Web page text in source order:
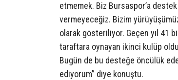
etmemek. Biz Bursaspor’a
vermeyeceğiz. Bizim
olarak gösteriliyor. Geçen yıl 41
taraftara oynayan ikinci kulüp
Bugün de bu desteğe öncülük
ediyorum” diye konuştu.